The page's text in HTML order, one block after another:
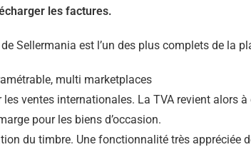
les factures.
Sellermania est l’un des plus complets de la
multi marketplaces
les ventes internationales. La TVA revient alors
pour les biens d’occasion.
du timbre. Une fonctionnalité très appréciée